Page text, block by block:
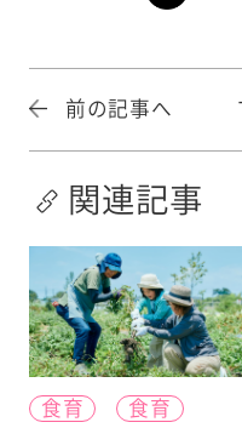
前の記事へ
関連記事
食育
食育